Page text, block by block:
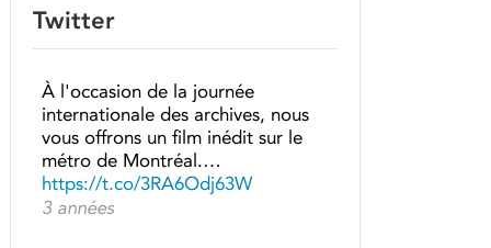
Twitter
À l'occasion de la journée
internationale des archives, nous
vous offrons un film inédit sur le
métro de Montréal.…
https://t.co/3RA6Odj63W
3 années